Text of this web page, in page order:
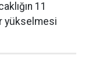
11
yükselmesi